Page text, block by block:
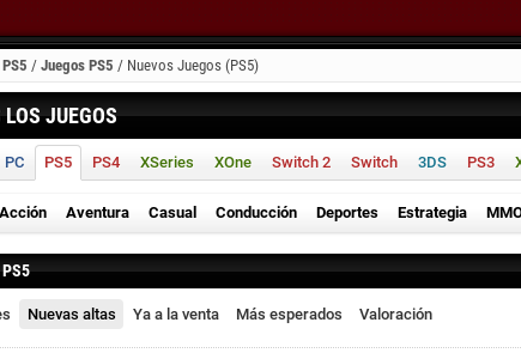
PS5 / Juegos PS5 / Nuevos Juegos (PS5)
LOS JUEGOS
PC PS5 PS4 XSeries XOne Switch 2 Switch 3DS PS3
Acción Aventura Casual Conducción Deportes Estrategia
PS5
Nuevas altas Ya a la venta Más esperados Valoración